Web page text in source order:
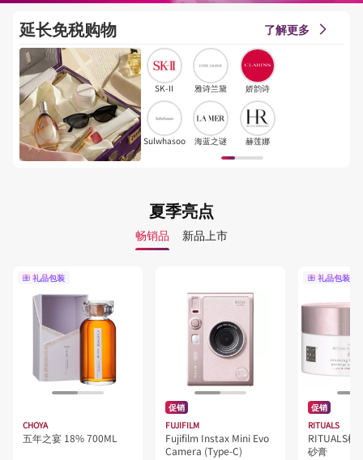
延长免税购物 了解更多
SK-II 雅诗兰黛 娇韵诗
Sulwhasoo 海蓝之谜 赫莲娜
夏季亮点
畅销品 新品上市
礼品包装
CHOYA
五年之宴 18% 700ML
促销
FUJIFILM
Fujifilm Instax Mini Evo
Camera (Type-C)
礼品包装
促销
RITUALS
RITUALS樱
砂膏